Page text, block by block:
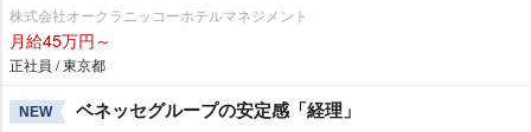
株式会社オークラニッコーホテルマネジメント
月給45万円～
正社員 / 東京都
NEW ベネッセグループの安定感「経理」